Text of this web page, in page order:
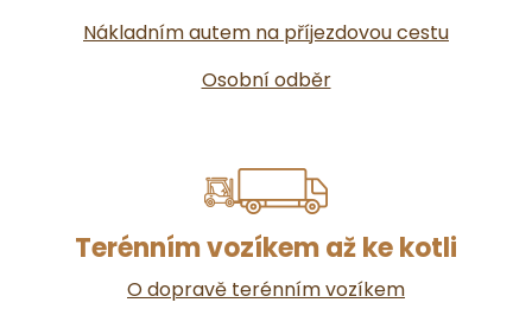
Nákladním autem na příjezdovou cestu
Osobní odběr
Terénním vozíkem až ke kotli
O dopravě terénním vozíkem